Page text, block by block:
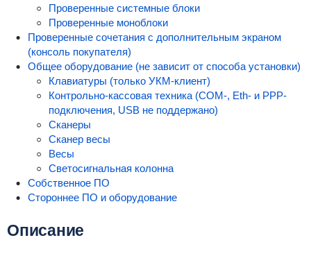
Проверенные системные блоки
Проверенные моноблоки
Проверенные сочетания с дополнительным экраном
(консоль покупателя)
Общее оборудование (не зависит от способа установки)
Клавиатуры (только УКМ-клиент)
Контрольно-кассовая техника (COM-, Eth- и PPP-
подключения, USB не поддержано)
Сканеры
Сканер весы
Весы
Светосигнальная колонна
Собственное ПО
Стороннее ПО и оборудование
Описание